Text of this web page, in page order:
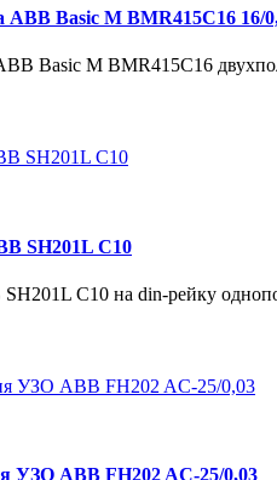
Basic M BMR415C16 16/
Basic M BMR415C16
SH201L C10
C10 на din-рейку
УЗО ABB FH202 AC-25/0,03